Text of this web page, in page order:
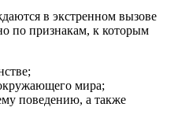
в экстренном вызове
по признакам, к которым
мира;
поведению, а также